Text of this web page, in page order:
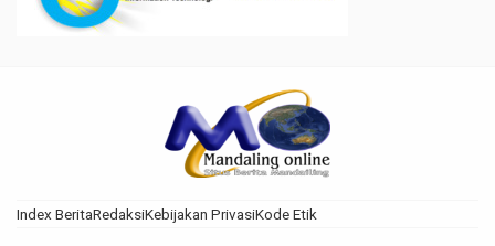
Index BeritaRedaksiKebijakan PrivasiKode Etik